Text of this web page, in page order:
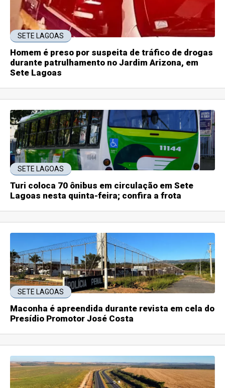
SETE LAGOAS
Homem é preso por suspeita de tráfico de drogas
durante patrulhamento no Jardim Arizona, em
Sete Lagoas
SETE LAGOAS
Turi coloca 70 ônibus em circulação em Sete
Lagoas nesta quinta-feira; confira a frota
SETE LAGOAS
Maconha é apreendida durante revista em cela do
Presídio Promotor José Costa